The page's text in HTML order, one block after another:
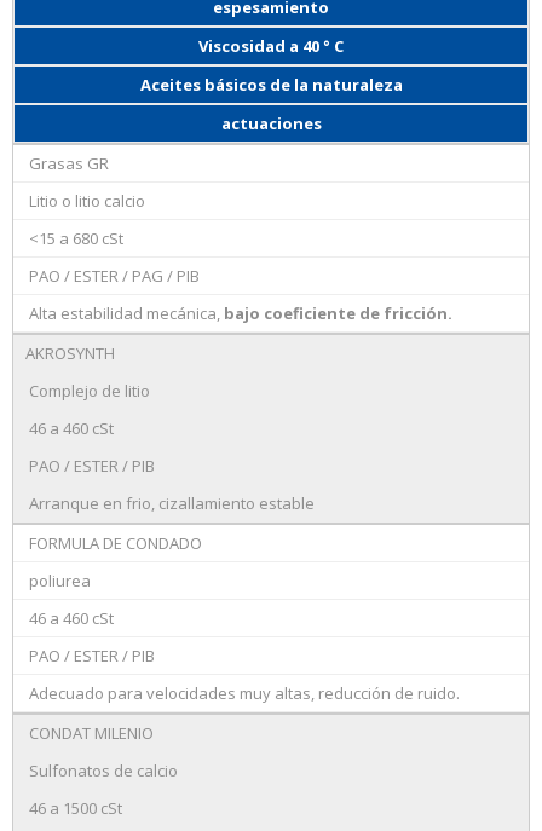
espesamiento
Viscosidad a 40 ° C
Aceites básicos de la naturaleza
actuaciones
Grasas GR
Litio o litio calcio
<15 a 680 cSt
PAO / ESTER / PAG / PIB
Alta estabilidad mecánica, bajo coeficiente de fricción.
AKROSYNTH
Complejo de litio
46 a 460 cSt
PAO / ESTER / PIB
Arranque en frio, cizallamiento estable
FORMULA DE CONDADO
poliurea
46 a 460 cSt
PAO / ESTER / PIB
Adecuado para velocidades muy altas, reducción de ruido.
CONDAT MILENIO
Sulfonatos de calcio
46 a 1500 cSt